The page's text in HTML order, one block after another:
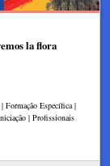
la flora
Formação Específica |
| Profissionais